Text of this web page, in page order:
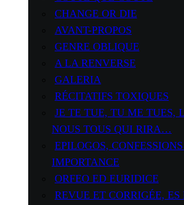
CHANGE OR DIE
AVANT-PROPOS
GENRE OBLIQUE
A LA RENVERSE
GALERIA
RÉCITATIFS TOXIQUES
JE TE TUE, TU ME TUES,
NOUS TOUS QUI RIRA…
EPILOGOS,
IMPORTANCE
ORFEO ED EURIDICE
REVUE ET CORRIGÉE, ES